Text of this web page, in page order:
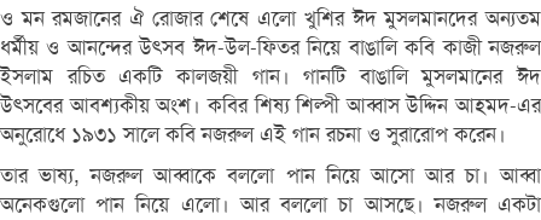
ও মন রমজানের ঐ রোজার শেষে এলো খুশির ঈদ মুসলমানদের অন্যতম
ধর্মীয় ও আনন্দের উৎসব ঈদ-উল-ফিতর নিয়ে বাঙালি কবি কাজী নজরুল
ইসলাম রচিত একটি কালজয়ী গান। গানটি বাঙালি মুসলমানের ঈদ
উৎসবের আবশ্যকীয় অংশ। কবির শিষ্য শিল্পী আব্বাস উদ্দিন আহমদ-এর
অনুরোধে ১৯৩১ সালে কবি নজরুল এই গান রচনা ও সুরারোপ করেন।
তার ভাষ্য, নজরুল আব্বাকে বললো পান নিয়ে আসো আর চা। আব্বা
অনেকগুলো পান নিয়ে এলো। আর বললো চা আসছে। নজরুল একটা